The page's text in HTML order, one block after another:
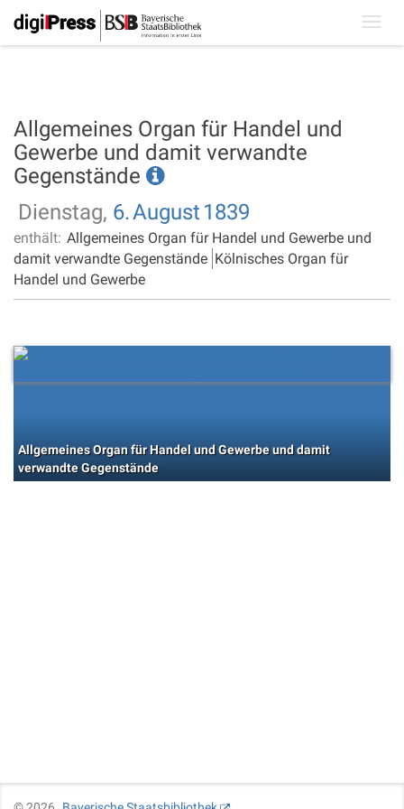
Allgemeines Organ für Handel und
Gewerbe und damit verwandte
Gegenstände
Dienstag, 6.August 1839
enthält: Allgemeines Organ für Handel und Gewerbe und
damit verwandte Gegenstände Kölnisches Organ für
Handel und Gewerbe
Allgemeines Organ für Handel und Gewerbe und damit
verwandte Gegenstände